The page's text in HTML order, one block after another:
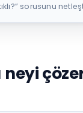
sorusunu